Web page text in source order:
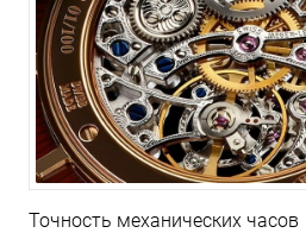
Точность механических часов